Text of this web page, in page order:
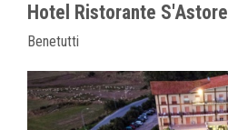
Hotel Ristorante S'Astore
Benetutti